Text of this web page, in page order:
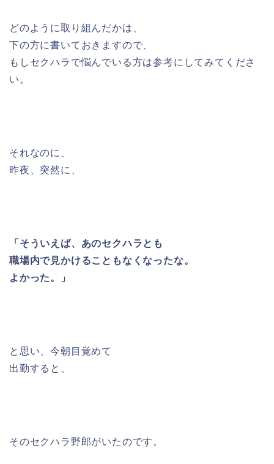
どのように取り組んだかは、
下の方に書いておきますので、
もしセクハラで悩んでいる方は参考にしてみてくださ
い。
それなのに、
昨夜、突然に、
「そういえば、あのセクハラとも
職場内で見かけることもなくなったな。
よかった。」
と思い、今朝目覚めて
出勤すると、
そのセクハラ野郎がいたのです。